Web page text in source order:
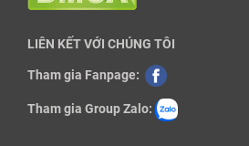
LIÊN KẾT VỚI CHÚNG TÔI
Tham gia Fanpage:
Tham gia Group Zalo: